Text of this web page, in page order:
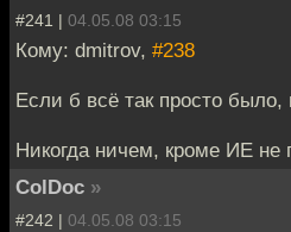
#241 | 04.05.08 03:15
Кому: dmitrov, #238
Если б всё так просто было,
Никогда ничем, кроме ИЕ не
ColDoc »
#242 | 04.05.08 03:15